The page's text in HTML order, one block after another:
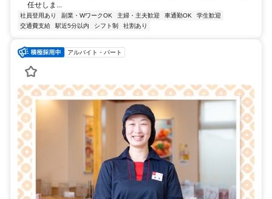
任せしま...
社員登用あり 副業・WワークOK 主婦・主夫歓迎 車通勤OK
学生歓迎
交通費支給
駅近5分以内 シフト制 社割あり
アルバイト・パート